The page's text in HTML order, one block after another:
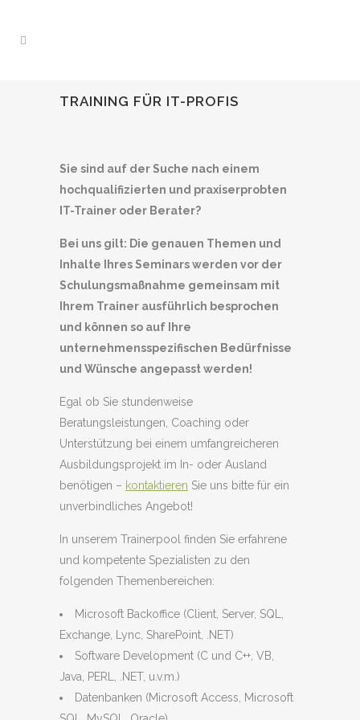
TRAINING FÜR IT-PROFIS
Sie sind auf der Suche nach einem
hochqualifizierten und praxiserprobten
IT-Trainer oder Berater?
Bei uns gilt: Die genauen Themen und
Inhalte Ihres Seminars werden vor der
Schulungsmaßnahme gemeinsam mit
Ihrem Trainer ausführlich besprochen
und können so auf Ihre
unternehmensspezifischen Bedürfnisse
und Wünsche angepasst werden!
Egal ob Sie stundenweise
Beratungsleistungen, Coaching oder
Unterstützung bei einem umfangreicheren
Ausbildungsprojekt im In- oder Ausland
benötigen – kontaktieren Sie uns bitte für ein
unverbindliches Angebot!
In unserem Trainerpool finden Sie erfahrene
und kompetente Spezialisten zu den
folgenden Themenbereichen:
Microsoft Backoffice (Client, Server, SQL,
Exchange, Lync, SharePoint, .NET)
Software Development (C und C++, VB,
Java, PERL, .NET, u.v.m.)
Datenbanken (Microsoft Access, Microsoft